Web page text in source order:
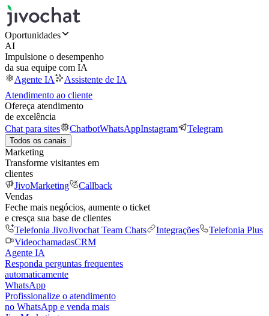
Oportunidades
AI
Impulsione o desempenho
da sua equipe com IA
Agente IA
Assistente de IA
Atendimento ao cliente
Ofereça atendimento
de excelência
Chat para sites
ChatbotWhatsAppInstagram Telegram
Todos os canais
Marketing
Transforme visitantes em
clientes
JivoMarketing
Callback
Vendas
Feche mais negócios, aumente o ticket
e cresça sua base de clientes
Telefonia JivoJivochat Team Chats Integrações
Telefonia Plus
VideochamadasCRM
Agente IA
Responda perguntas frequentes
automaticamente
WhatsApp
Profissionalize o atendimento
no WhatsApp e venda mais